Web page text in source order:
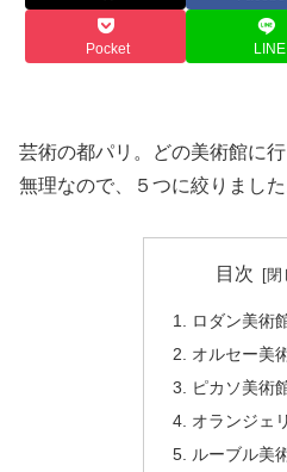
Pocket LINE
芸術の都パリ。どの美術館に
無理なので、５つに絞りました
目次
ロダン美術
オルセー美
ピカソ美術
オランジェ
ルーブル美